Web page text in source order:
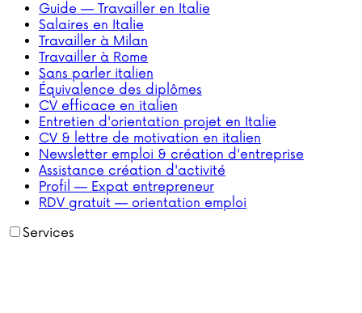
Guide — Travailler en Italie
Salaires en Italie
Travailler à Milan
Travailler à Rome
Sans parler italien
Équivalence des diplômes
CV efficace en italien
Entretien d'orientation projet en Italie
CV & lettre de motivation en italien
Newsletter emploi & création d'entreprise
Assistance création d'activité
Profil — Expat entrepreneur
RDV gratuit — orientation emploi
Services